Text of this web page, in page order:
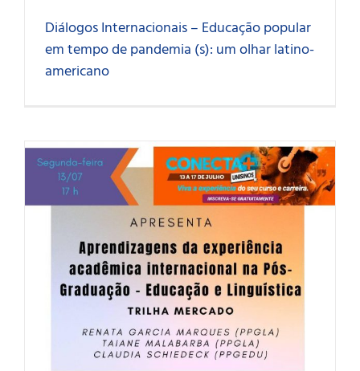
Diálogos Internacionais – Educação popular
em tempo de pandemia (s): um olhar latino-
americano